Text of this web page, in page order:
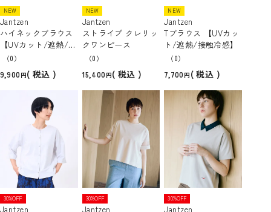
NEW
Jantzen
ハイネックブラウス
【UVカット/遮熱/接
触冷感】
（0）
9,900 税込
NEW
Jantzen
ストライプ クレリッ
クワンピース
（0）
15,400 税込
NEW
Jantzen
Tブラウス 【UVカッ
ト/遮熱/接触冷感】
（0）
7,700 税込
30%OFF
Jantzen
30%OFF
Jantzen
30%OFF
Jantzen